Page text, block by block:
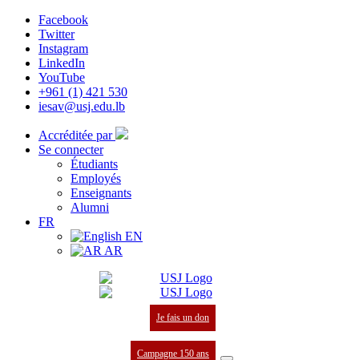
Facebook
Twitter
Instagram
LinkedIn
YouTube
+961 (1) 421 530
iesav@usj.edu.lb
Accréditée par
Se connecter
Étudiants
Employés
Enseignants
Alumni
FR
EN
AR
Je fais un don
Campagne 150 ans